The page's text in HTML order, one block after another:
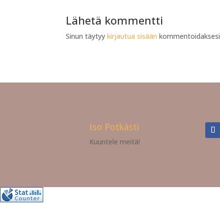
Lähetä kommentti
Sinun täytyykirjautua sisään
Iso Potkästi
Kuuntele meitä!